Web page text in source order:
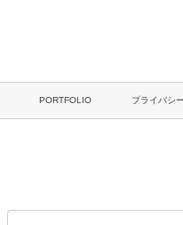
PORTFOLIO プライバシ